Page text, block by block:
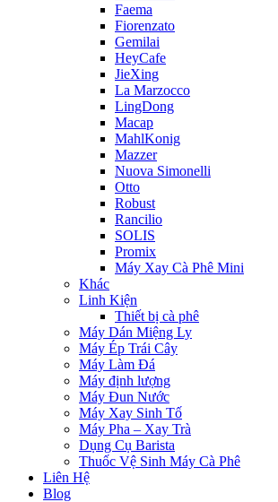
Faema
Fiorenzato
Gemilai
HeyCafe
JieXing
La Marzocco
LingDong
Macap
MahlKonig
Mazzer
Nuova Simonelli
Otto
Robust
Rancilio
SOLIS
Promix
Máy Xay Cà Phê Mini
Khác
Linh Kiện
Thiết bị cà phê
Máy Dán Miệng Ly
Máy Ép Trái Cây
Máy Làm Đá
Máy định lượng
Máy Đun Nước
Máy Xay Sinh Tố
Máy Pha – Xay Trà
Dụng Cụ Barista
Thuốc Vệ Sinh Máy Cà Phê
Liên Hệ
Blog